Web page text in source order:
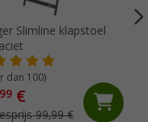
Slimline klapstoel
dan 100)
99€
99,99 €